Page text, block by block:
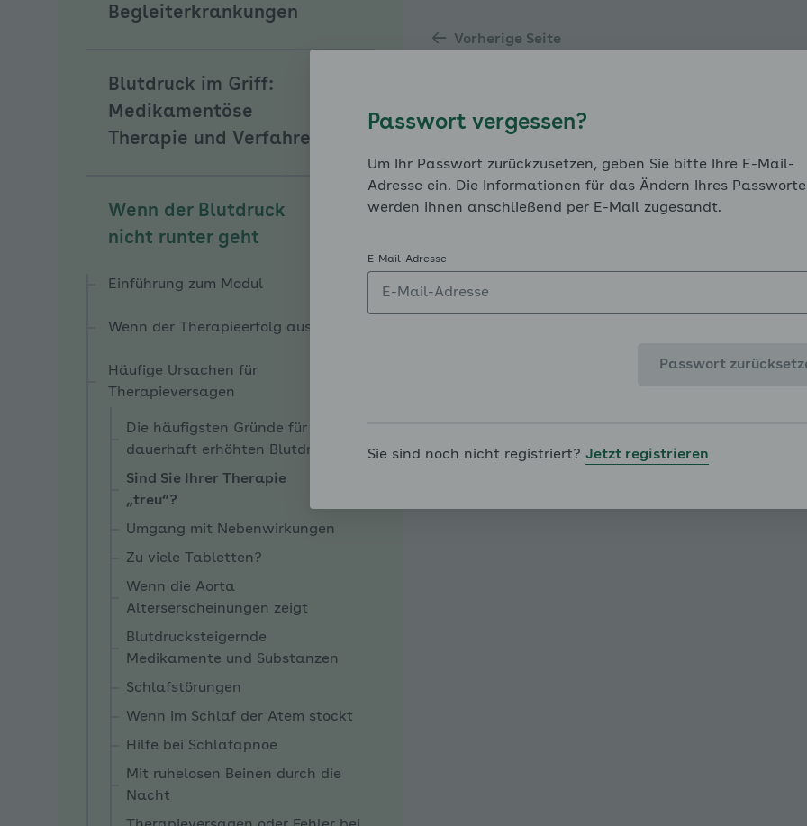
Passwort vergessen?
Um Ihr Passwort zurückzusetzen, geben Sie bitte Ihre E-Mail-
Adresse ein. Die Informationen für das Ändern Ihres
werden Ihnen anschließend per E-Mail zugesandt.
E-Mail-Adresse
Passwort
Sie sind noch nicht registriert? Jetzt registrieren
Vorherige Seite
Begleiterkrankungen
Blutdruck im Griff:
Medikamentöse
Therapie und Verfahren
Wenn der Blutdruck
nicht runter geht
Einführung zum Modul
Wenn der Therapieerfolg ausbleibt
Häufige Ursachen für
Therapieversagen
Die häufigsten Gründe für
dauerhaft erhöhten Blutdruck
Sind Sie Ihrer Therapie
„treu“?
Umgang mit Nebenwirkungen
Zu viele Tabletten?
Wenn die Aorta
Alterserscheinungen zeigt
Blutdrucksteigernde
Medikamente und Substanzen
Schlafstörungen
Wenn im Schlaf der Atem stockt
Hilfe bei Schlafapnoe
Mit ruhelosen Beinen durch die
Nacht